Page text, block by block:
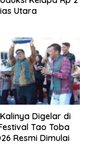
Utara
Digelar di
Tao Toba
Resmi Dimulai